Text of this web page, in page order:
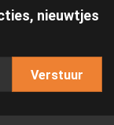
nieuwtjes
Verstuur